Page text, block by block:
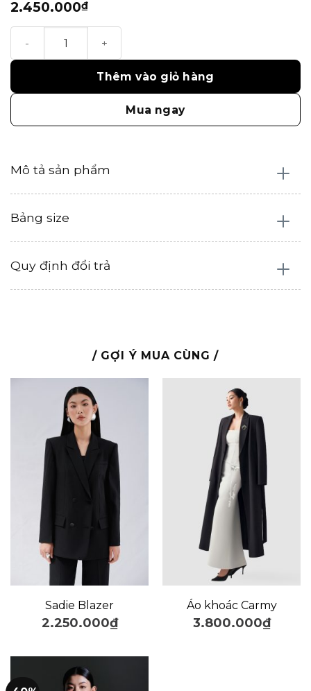
2.450.000₫
Thêm vào giỏ hàng
Mua ngay
Mô tả sản phẩm
Bảng size
Quy định đổi trả
/ GỢI Ý MUA CÙNG /
Sadie Blazer
2.250.000₫
Áo khoác Carmy
3.800.000₫